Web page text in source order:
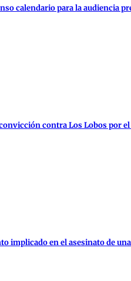
calendario para la audiencia
contra Los Lobos por
implicado en el asesinato de